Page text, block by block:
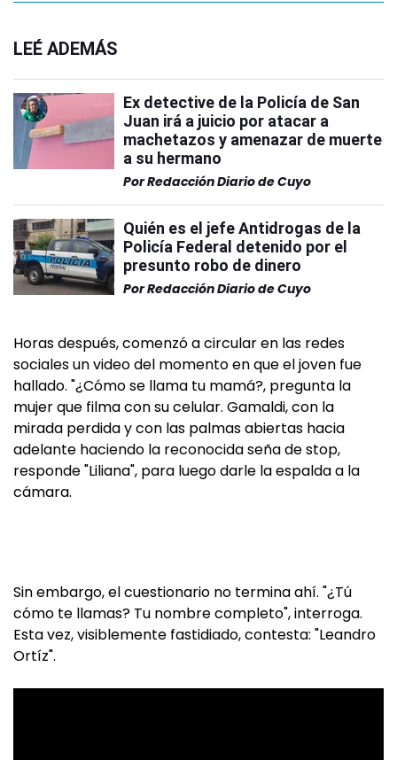
LEÉ ADEMÁS
Ex detective de la Policía de San
Juan irá a juicio por atacar a
machetazos y amenazar de muerte
a su hermano
PorRedacción Diario de Cuyo
Quién es el jefe Antidrogas de la
Policía Federal detenido por el
presunto robo de dinero
PorRedacción Diario de Cuyo
Horas después, comenzó a circular en las redes
sociales un video del momento en que el joven fue
hallado. "¿Cómo se llama tu mamá?, pregunta la
mujer que filma con su celular. Gamaldi, con la
mirada perdida y con las palmas abiertas hacia
adelante haciendo la reconocida seña de stop,
responde "Liliana", para luego darle la espalda a la
cámara.
Sin embargo, el cuestionario no termina ahí. "¿Tú
cómo te llamas? Tu nombre completo", interroga.
Esta vez, visiblemente fastidiado, contesta: "Leandro
Ortíz".